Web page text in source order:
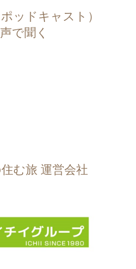
ポッドキャスト）
で聞く
む旅 運営会社